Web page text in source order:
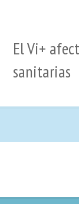
El Vi+
sanitarias